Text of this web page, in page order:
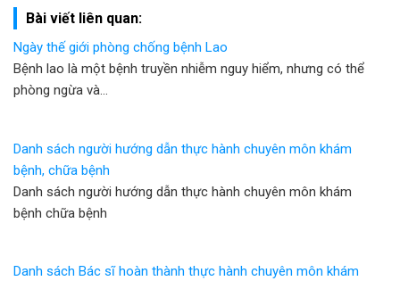
Bài viết liên quan:
Ngày thế giới phòng chống bệnh Lao
Bệnh lao là một bệnh truyền nhiễm nguy hiểm, nhưng có thể
phòng ngừa và…
Danh sách người hướng dẫn thực hành chuyên môn khám
bệnh, chữa bệnh
Danh sách người hướng dẫn thực hành chuyên môn khám
bệnh chữa bệnh
Danh sách Bác sĩ hoàn thành thực hành chuyên môn khám